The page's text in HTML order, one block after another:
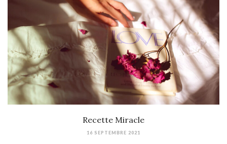
Recette Miracle
16 SEPTEMBRE 2021